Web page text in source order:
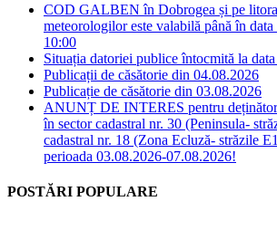
COD GALBEN în Dobrogea și pe
meteorologilor este valabilă până în data
10:00
Situația datoriei publice întocmită la
Publicații de căsătorie din 04.08.2026
Publicație de căsătorie din 03.08.2026
ANUNȚ DE INTERES pentru
în sector cadastral nr. 30 (Peninsula-
cadastral nr. 18 (Zona Ecluză- străzile
perioada 03.08.2026-07.08.2026!
POSTĂRI POPULARE